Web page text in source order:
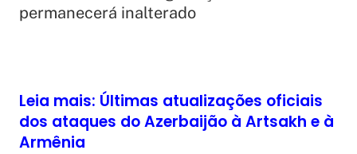
permanecerá inalterado
Leia mais: Últimas atualizações oficiais
dos ataques do Azerbaijão à Artsakh e à
Armênia